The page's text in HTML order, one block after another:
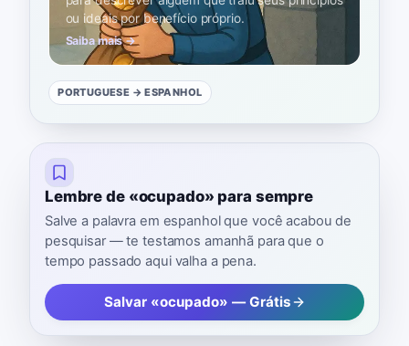
ou ideais por benefício próprio.
Saiba mais →
PORTUGUESE → ESPANHOL
Lembre de «ocupado» para sempre
Salve a palavra em espanhol que você acabou de
pesquisar — te testamos amanhã para que o
tempo passado aqui valha a pena.
Salvar «ocupado» — Grátis